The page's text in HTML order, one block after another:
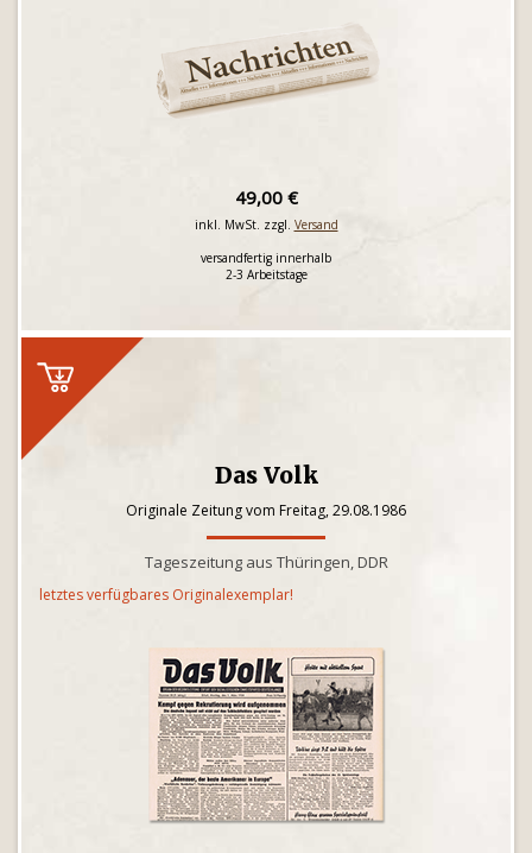
49,00 €
inkl. MwSt. zzgl. Versand
versandfertig innerhalb
2-3 Arbeitstage
Das Volk
Originale Zeitung vom Freitag, 29.08.1986
Tageszeitung aus Thüringen, DDR
letztes verfügbares Originalexemplar!